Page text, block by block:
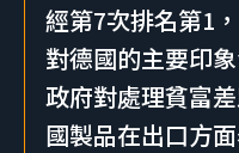
經第7次排名第1
對德國的主要印
政府對處理貧富
國製品在出口方